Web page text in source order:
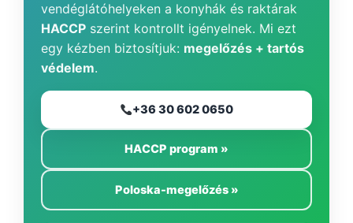
vendéglátóhelyeken a konyhák és raktárak
HACCP szerint kontrollt igényelnek. Mi ezt
egy kézben biztosítjuk: megelőzés + tartós
védelem.
+36 30 602 0650
HACCP program »
Poloska-megelőzés »